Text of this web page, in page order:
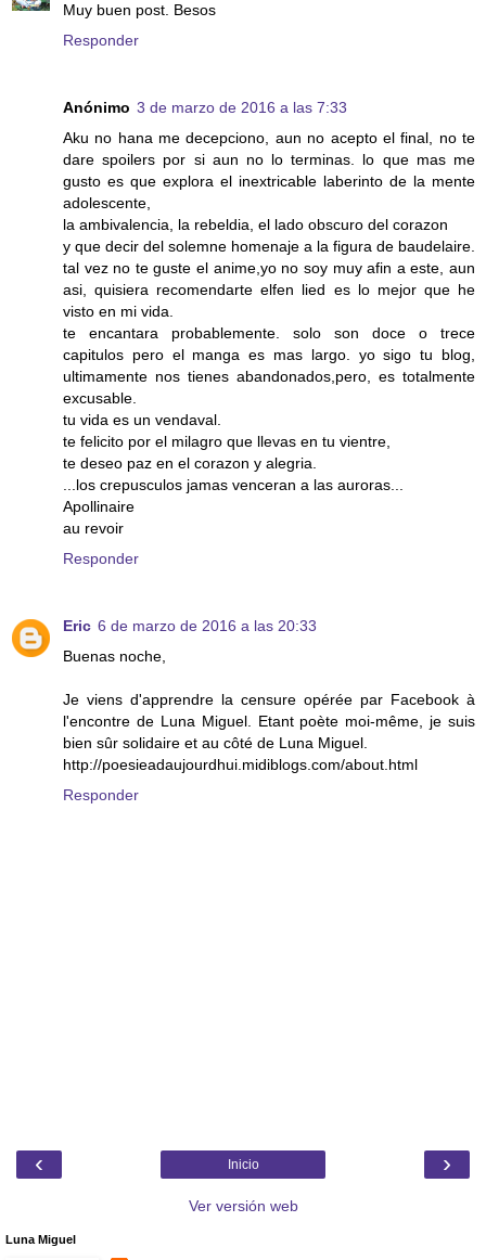
Muy buen post. Besos
Responder
Anónimo 3 de marzo de 2016 a las 7:33
Aku no hana me decepciono, aun no acepto el final, no te
dare spoilers por si aun no lo terminas. lo que mas me
gusto es que explora el inextricable laberinto de la mente
adolescente,
la ambivalencia, la rebeldia, el lado obscuro del corazon
y que decir del solemne homenaje a la figura de baudelaire.
tal vez no te guste el anime,yo no soy muy afin a este, aun
asi, quisiera recomendarte elfen lied es lo mejor que he
visto en mi vida.
te encantara probablemente. solo son doce o trece
capitulos pero el manga es mas largo. yo sigo tu blog,
ultimamente nos tienes abandonados,pero, es totalmente
excusable.
tu vida es un vendaval.
te felicito por el milagro que llevas en tu vientre,
te deseo paz en el corazon y alegria.
...los crepusculos jamas venceran a las auroras...
Apollinaire
au revoir
Responder
Eric 6 de marzo de 2016 a las 20:33
Buenas noche,
Je viens d'apprendre la censure opérée par Facebook à
l'encontre de Luna Miguel. Etant poète moi-même, je suis
bien sûr solidaire et au côté de Luna Miguel.
http://poesieadaujourdhui.midiblogs.com/about.html
Responder
‹ ›
Inicio
Ver versión web
Luna Miguel